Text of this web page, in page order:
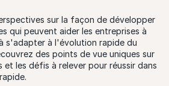
sur la façon de développer
qui peuvent aider les entreprises à
s'adapter à l'évolution rapide du
des points de vue uniques sur
et les défis à relever pour réussir dans